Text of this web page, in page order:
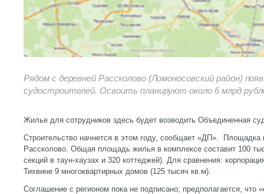
Рядом с деревней Рассколово (Ломоносовский район)
судостроителей. Освоить планируют около 6 млрд
Жилье для сотрудников здесь будет возводить Объединенная
Строительство начнется в этом году, сообщает «ДП». Площадка
Рассколово. Общая площадь жилья в комплексе составит 100
секций в таун-хаузах и 320 коттеджей). Для сравнения:
Тихвине 9 многоквартирных домов (125 тысяч кв.м).
Соглашение с регионом пока не подписано; предполагается, что